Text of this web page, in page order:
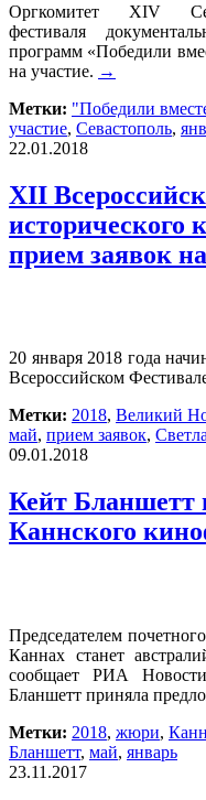
Оргкомитет XIV
фестиваля
программ «Победили
на участие. →
Метки: "Победили
участие, Севастополь,
22.01.2018
XII
исторического
прием заявок
20 января 2018 года
Всероссийском
Метки: 2018, Великий
май, прием заявок,
09.01.2018
Кейт Бланшетт
Каннского
Председателем
Каннах станет
сообщает РИА
Бланшетт приняла
Метки: 2018, жюри,
Бланшетт, май, январь
23.11.2017